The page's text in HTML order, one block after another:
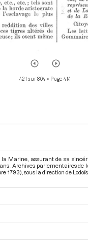
421 sur 804 • Page 414
Marine, assurant de sa
: Archives parlementaires
1793) , sous la direction de